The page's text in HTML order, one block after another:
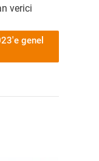
verici
genel